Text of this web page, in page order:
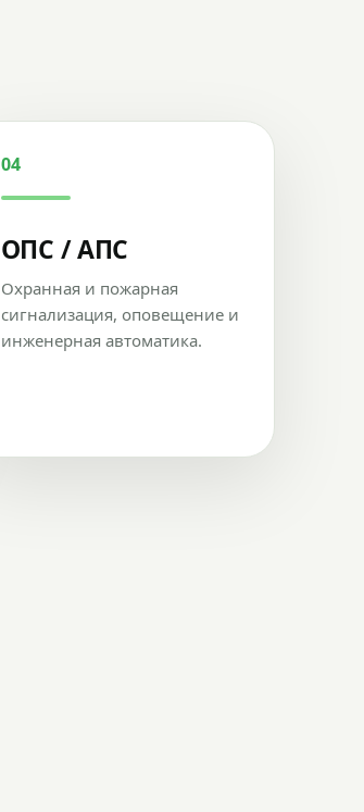
04
ОПС / АПС
Охранная и пожарная
сигнализация, оповещение и
инженерная автоматика.